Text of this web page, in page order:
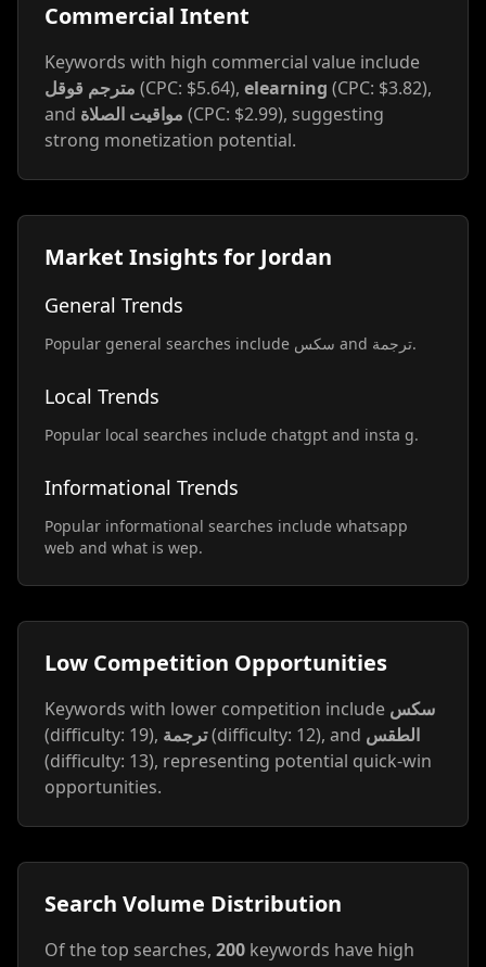
Commercial Intent
Keywords with high commercial value include
مترجم قوقل (CPC: $5.64), elearning (CPC: $3.82),
and مواقيت الصلاة (CPC: $2.99), suggesting
strong monetization potential.
Market Insights for Jordan
General Trends
Popular general searches include سكس and ترجمة.
Local Trends
Popular local searches include chatgpt and insta g.
Informational Trends
Popular informational searches include whatsapp
web and what is wep.
Low Competition Opportunities
Keywords with lower competition include سكس
(difficulty: 19), ترجمة(difficulty: 12), and الطقس
(difficulty: 13), representing potential quick-win
opportunities.
Search Volume Distribution
Of the top searches, 200 keywords have high